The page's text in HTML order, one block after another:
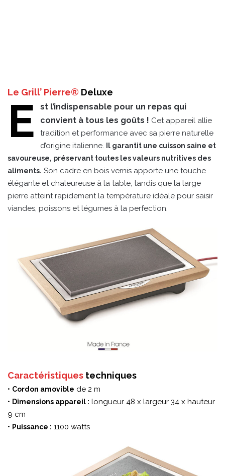
Le Grill’ Pierre® Deluxe
E
st l’indispensable pour un repas qui
convient à tous les goûts ! Cet appareil allie
tradition et performance avec sa pierre naturelle
d’origine italienne.
Il garantit une cuisson saine et
savoureuse, préservant toutes les valeurs nutritives des
aliments. Son cadre en bois vernis apporte une touche
élégante et chaleureuse à la table, tandis que la large
pierre atteint rapidement la température idéale pour saisir
viandes, poissons et légumes à la perfection.
Caractéristiques techniques
• Cordon amovible de 2 m
• Dimensions appareil : longueur 48 x largeur 34 x hauteur
9 cm
• Puissance : 1100 watts